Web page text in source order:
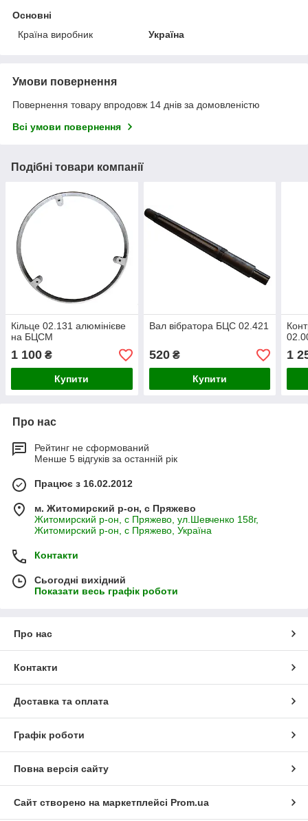
Основні
Країна виробник
Україна
Умови повернення
Повернення товару впродовж 14 днів за домовленістю
Всі умови повернення
Подібні товари компанії
Кільце 02.131 алюмінієве
на БЦСМ
1 100 ₴
Купити
Вал вібратора БЦС 02.421
520₴
Купити
1
Про нас
Рейтинг не сформований
Менше 5 відгуків за останній рік
Працює з 16.02.2012
м. Житомирский р-он, с Пряжево
Житомирский р-он, с Пряжево, ул.Шевченко 158г,
Житомирский р-он, с Пряжево, Україна
Контакти
Сьогодні вихідний
Показати весь графік роботи
Про нас
Контакти
Доставка та оплата
Графік роботи
Повна версія сайту
Сайт створено на маркетплейсі Prom.ua